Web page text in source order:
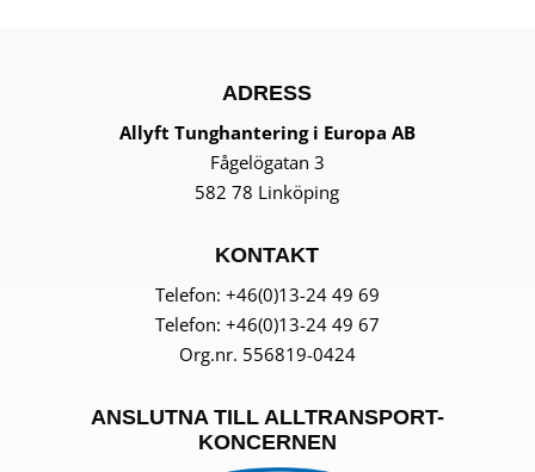
ADRESS
Allyft Tunghantering i Europa AB
Fågelögatan 3
582 78 Linköping
KONTAKT
Telefon: +46(0)13-24 49 69
Telefon: +46(0)13-24 49 67
Org.nr. 556819-0424
ANSLUTNA TILL ALLTRANSPORT-
KONCERNEN